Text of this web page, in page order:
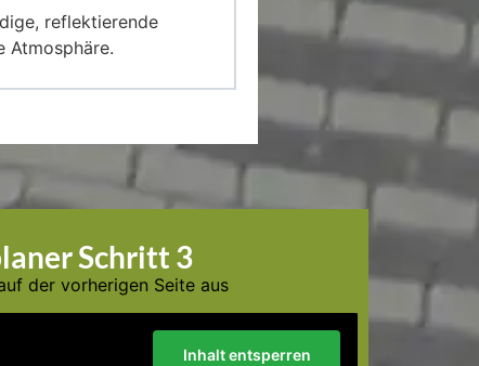
reflektierende
Atmosphäre.
Schritt 3
der vorherigen Seite aus
Inhalt entsperren